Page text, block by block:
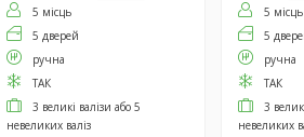
5 місць
5 дверей
ручна
ТАК
3 великі валізи або 5
невеликих валіз
5 місць
5
ручна
ТАК
3
невеликих